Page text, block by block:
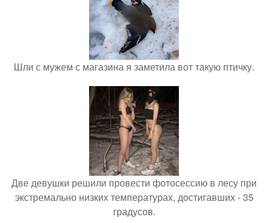
Шли с мужем с магазина я заметила вот такую птичку.
Две девушки решили провести фотосессию в лесу при
экстремально низких температурах, достигавших - 35
градусов.